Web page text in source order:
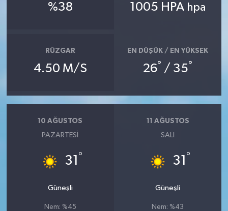
%38 1005 HPA hpa
RÜZGAR
4.50 M/S
EN DÜŞÜK / EN YÜKSEK
26° / 35°
10 AĞUSTOS
PAZARTESI
31 °
Güneşli
Nem: %45
11 AĞUSTOS
SALI
31 °
Güneşli
Nem: %43